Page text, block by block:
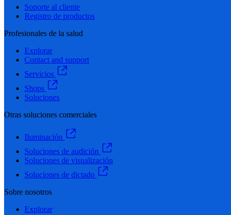
Soporte al cliente
Registro de productos
Profesionales de la salud
Explorar
Contact and support
Servicios
Shops
Soluciones
Otras soluciones comerciales
Iluminación
Soluciones de audición
Soluciones de visualización
Soluciones de dictado
Sobre nosotros
Explorar